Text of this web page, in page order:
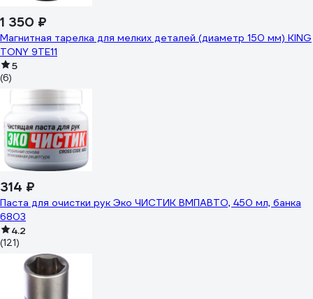
1 350 ₽
Магнитная тарелка для мелких деталей (диаметр 150 мм) KING
TONY 9TE11
5
(6)
314 ₽
Паста для очистки рук Эко ЧИСТИК ВМПАВТО, 450 мл, банка
6803
4.2
(121)